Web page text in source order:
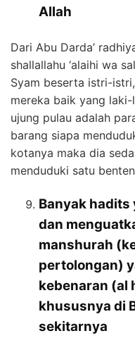
Allah
Dari Abu Darda’
shallallahu ‘alaihi wa
Syam beserta istri-
mereka baik yang
ujung pulau adalah
barang siapa
kotanya maka dia
menduduki satu
Banyak hadits
dan
manshurah
pertolongan)
kebenaran (al
khususnya di
sekitarnya